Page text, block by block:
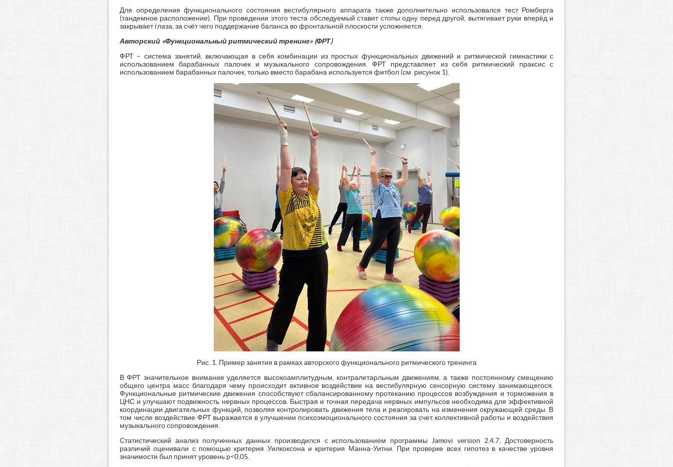
Для определения функционального состояния вестибулярного аппарата также дополнительно использовался тест Ромберга
(тандемное расположение). При проведении этого теста обследуемый ставит стопы одну перед другой, вытягивает руки вперёд и
закрывает глаза, за счёт чего поддержание баланса во фронтальной плоскости усложняется.
Авторский «Функциональный ритмический тренинг» (ФРТ)
ФРТ – система занятий, включающая в себя комбинации из простых функциональных движений и ритмической гимнастики с
использованием барабанных палочек и музыкального сопровождения. ФРТ представляет из себя ритмический праксис с
использованием барабанных палочек, только вместо барабана используется фитбол (см. рисунок 1).
Рис. 1. Пример занятия в рамках авторского функционального ритмического тренинга
В ФРТ значительное внимание уделяется высокоамплитудным, контралетарльным движениям, а также постоянному смещению
общего центра масс благодаря чему происходит активное воздействие на вестибулярную сенсорную систему занимающегося.
Функциональные ритмические движения способствуют сбалансированному протеканию процессов возбуждения и торможения в
ЦНС и улучшают подвижность нервных процессов. Быстрая и точная передача нервных импульсов необходима для эффективной
координации двигательных функций, позволяя контролировать движения тела и реагировать на изменения окружающей среды. В
том числе воздействие ФРТ выражается в улучшении психоэмоционального состояния за счет коллективной работы и воздействия
музыкального сопровождения.
Статистический анализ полученных данных производился с использованием программы Jamovi version 2.4.7. Достоверность
различий оценивали с помощью критерия Уилкоксона и критерия Манна-Уитни. При проверке всех гипотез в качестве уровня
значимости был принят уровень p<0,05.